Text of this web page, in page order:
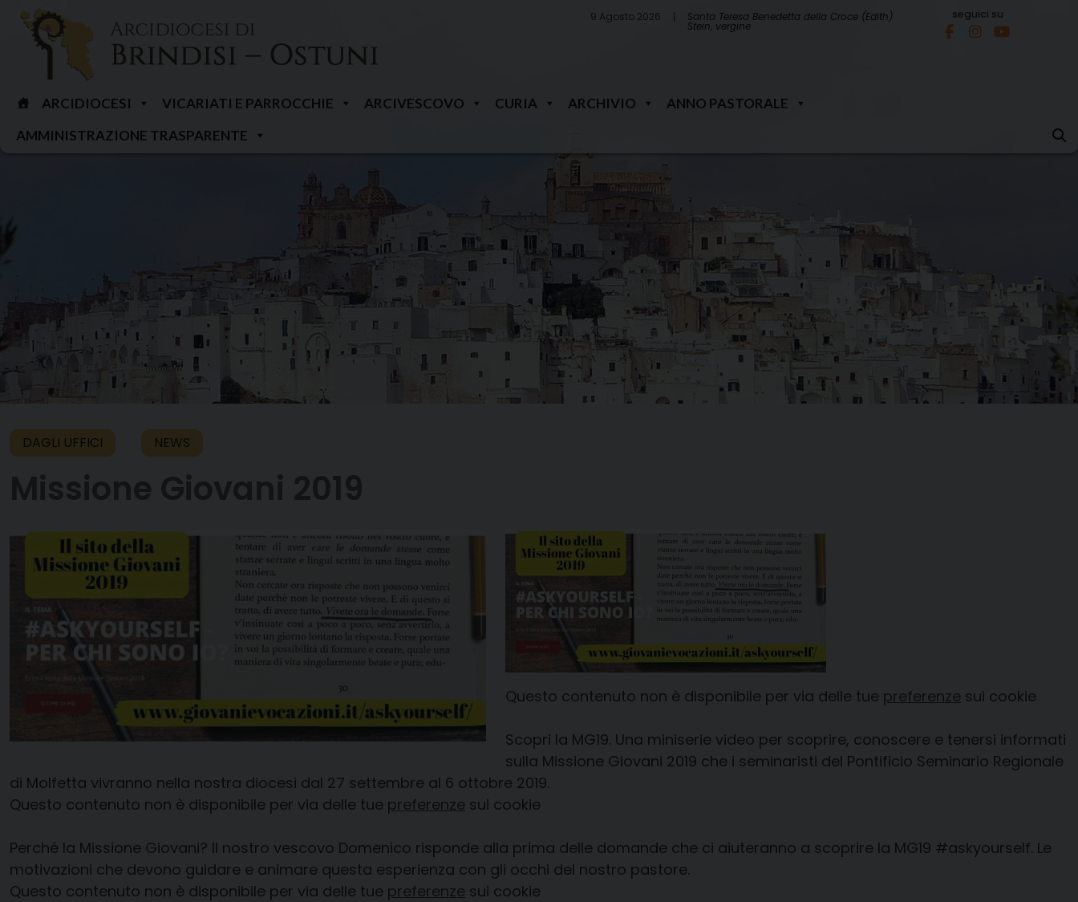
Skip
content
9 Agosto 2026 Santa Teresa Benedetta della Croce (Edith)
Stein, vergine
seguici su
ARCIDIOCESI VICARIATI E PARROCCHIE ARCIVESCOVO CURIA ARCHIVIO
ANNO PASTORALE
AMMINISTRAZIONE TRASPARENTE
DAGLI UFFICI NEWS
Questo contenuto non è disponibile per via delle tue preferenze sui cookie
Scopri la MG19. Una miniserie video per scoprire, conoscere e tenersi informati
sulla Missione Giovani 2019 che i seminaristi del Pontificio Seminario Regionale
di Molfetta vivranno nella nostra diocesi dal 27 settembre al 6 ottobre 2019.
Questo contenuto non è disponibile per via delle tue preferenze sui cookie
Perché la Missione Giovani? Il nostro vescovo Domenico risponde alla prima delle domande che ci aiuteranno a scoprire la MG19 #askyourself. Le
motivazioni che devono guidare e animare questa esperienza con gli occhi del nostro pastore.
Questo contenuto non è disponibile per via delle tue preferenze sui cookie